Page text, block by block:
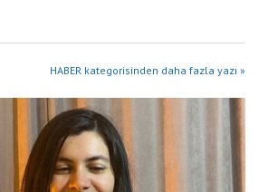
HABER kategorisinden daha fazla yazı »